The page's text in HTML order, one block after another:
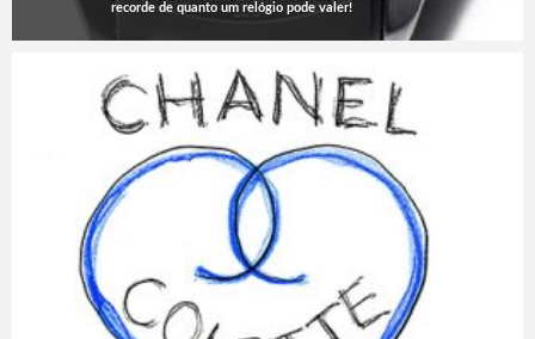
recorde de quanto um relógio pode valer!